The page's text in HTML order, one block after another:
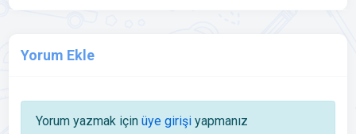
Yorum Ekle
Yorum yazmak için üye girişiyapmanız